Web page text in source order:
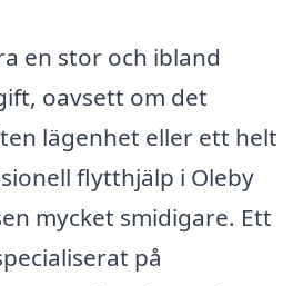
en stor och ibland
oavsett om det
lägenhet eller ett helt
flytthjälp i Oleby
mycket smidigare. Ett
på